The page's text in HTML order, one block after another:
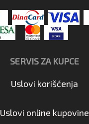
SERVIS ZA KUPCE
Uslovi korišćenja
Uslovi online kupovine